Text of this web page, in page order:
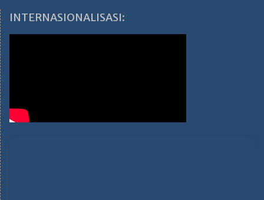
INTERNASIONALISASI: